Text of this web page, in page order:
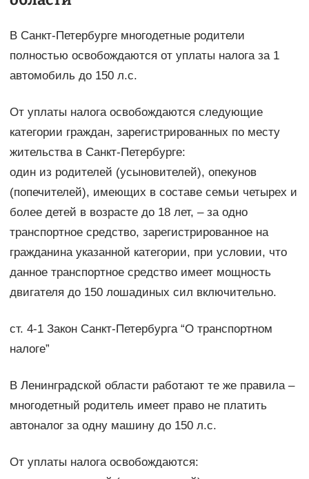
В Санкт-Петербурге многодетные родители
полностью освобождаются от уплаты налога за 1
автомобиль до 150 л.с.
От уплаты налога освобождаются следующие
категории граждан, зарегистрированных по месту
жительства в Санкт-Петербурге:
один из родителей (усыновителей), опекунов
(попечителей), имеющих в составе семьи четырех и
более детей в возрасте до 18 лет, – за одно
транспортное средство, зарегистрированное на
гражданина указанной категории, при условии, что
данное транспортное средство имеет мощность
двигателя до 150 лошадиных сил включительно.
ст. 4-1 Закон Санкт-Петербурга “О транспортном
налоге”
В Ленинградской области работают те же правила –
многодетный родитель имеет право не платить
автоналог за одну машину до 150 л.с.
От уплаты налога освобождаются: